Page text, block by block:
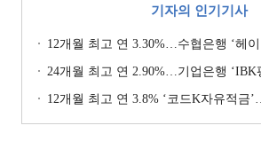
기자의 인기기사
12개월 최고 연 3.30%…수협은행 ‘헤이정기예금’ [이주
24개월 최고 연 2.90%…기업은행 ‘IBK평생한가족통장’ [이
12개월 최고 연 3.8% ‘코드K자유적금’…‘KB차차차적금’ 8% 이자 [